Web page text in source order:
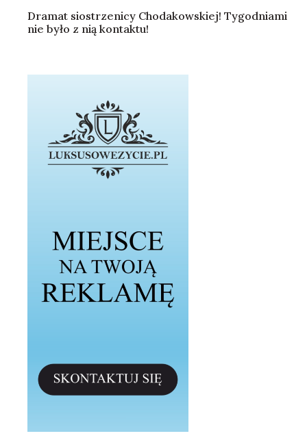
Dramat siostrzenicy Chodakowskiej! Tygodniami
nie było z nią kontaktu!